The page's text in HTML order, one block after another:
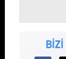
BİZİ